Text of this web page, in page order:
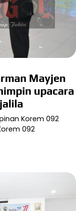
Mayjen
upacara
Korem 092
092